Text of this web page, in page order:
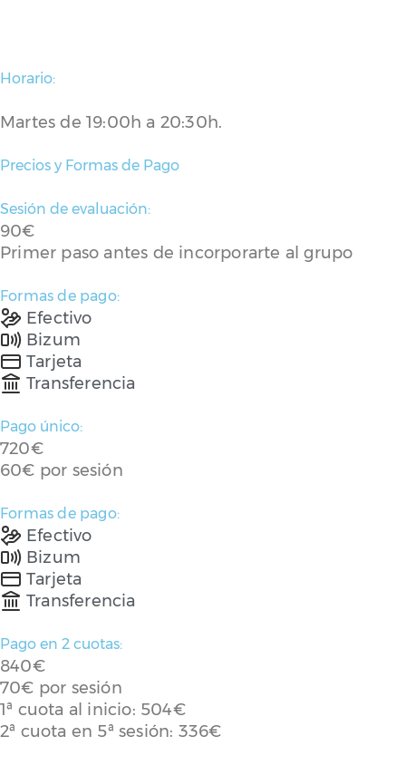
Horario:
Martes de 19:00h a 20:30h.
Precios y Formas de Pago
Sesión de evaluación:
90€
Primer paso antes de incorporarte al grupo
Formas de pago:
Efectivo
Bizum
Tarjeta
Transferencia
Pago único:
720€
60€ por sesión
Formas de pago:
Efectivo
Bizum
Tarjeta
Transferencia
Pago en 2 cuotas:
840€
70€ por sesión
1ª cuota al inicio: 504€
2ª cuota en 5ª sesión: 336€